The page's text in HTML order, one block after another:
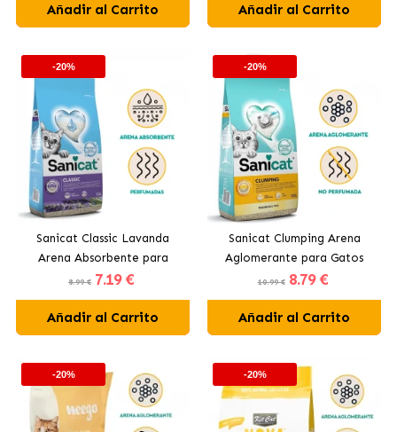
Añadir al Carrito Añadir al Carrito
-20%
Sanicat Classic Lavanda
Arena Absorbente para
Gatos
8.99 € 7.19 €
Añadir al Carrito
-20%
Sanicat Clumping Arena
Aglomerante para Gatos
Fragance Free
10.99 € 8.79 €
Añadir al Carrito
-20% -20%